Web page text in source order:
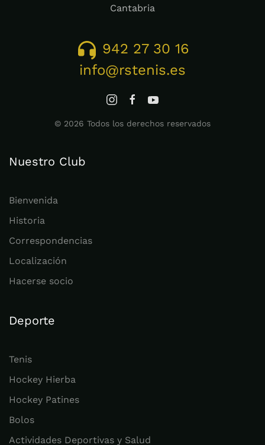
Cantabria
942 27 30 16
info@rstenis.es
© 2026 Todos los derechos reservados
Nuestro Club
Bienvenida
Historia
Correspondencias
Localización
Hacerse socio
Deporte
Tenis
Hockey Hierba
Hockey Patines
Bolos
Actividades Deportivas y Salud